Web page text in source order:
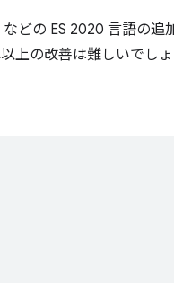
などの ES 2020 言語の追
上の改善は難しいでしょ